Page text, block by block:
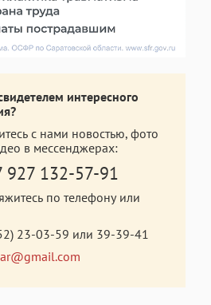
интересного
с нами новостью, фото
в мессенджерах:
927 132-57-91
по телефону или
23-03-59 или 39-39-41